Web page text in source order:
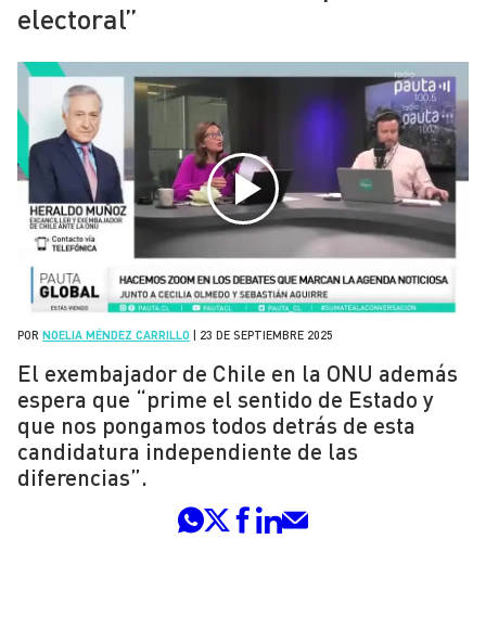
Radio en vivo
Entretención y Cultura Opinión
Dato en Pauta Señal 2
Contenido Patrocinado
electoral”
POR NOELIA MÉNDEZ CARRILLO 23 DE SEPTIEMBRE 2025
El exembajador de Chile en la ONU además
espera que “prime el sentido de Estado y
que nos pongamos todos detrás de esta
candidatura independiente de las
diferencias”.